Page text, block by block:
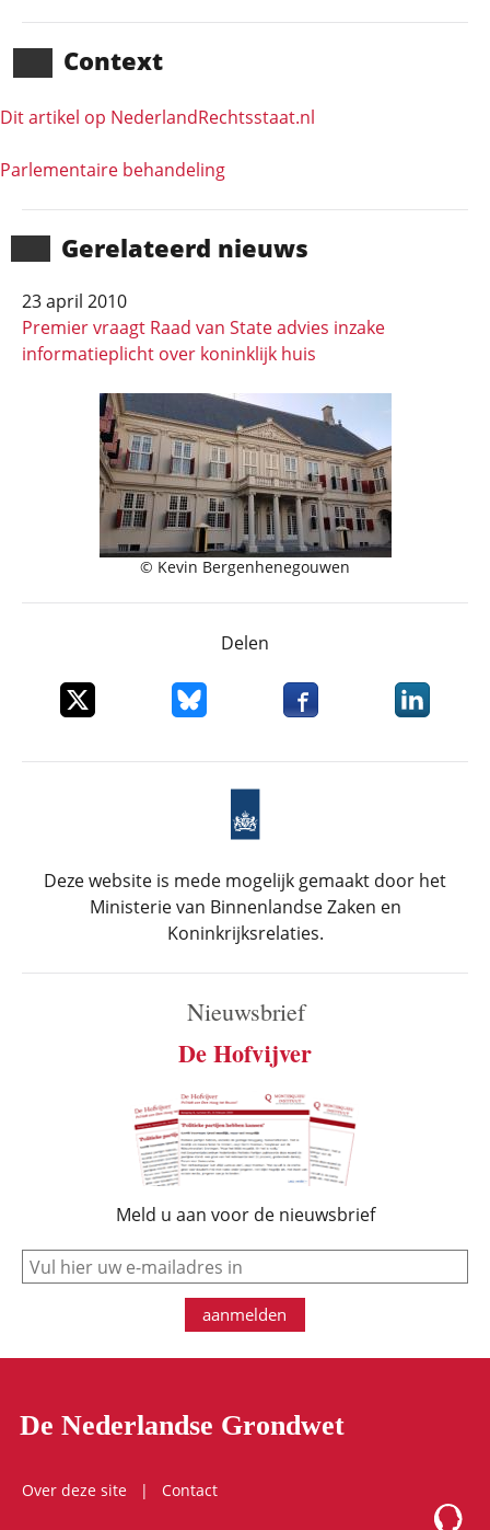
Context
Dit artikel op NederlandRechts­staat.nl
Parlementaire behandeling
Gerela­teerd nieuws
23 april 2010
Premier vraagt Raad van State advies inzake
informatieplicht over koninklijk huis
© Kevin Bergenhenegouwen
Delen
Deel dit item op XDeel dit item op Bluesky
Deel dit item opDeel dit
Deze website is mede mogelijk gemaakt door het
Ministerie van Binnenlandse Zaken en
Koninkrijksrelaties.
Nieuwsbrief
De Hofvijver
Meld u aan voor de nieuwsbrief
e-mail
aanmelden
De Nederlandse Grondwet
Over deze site
Contact
Logo